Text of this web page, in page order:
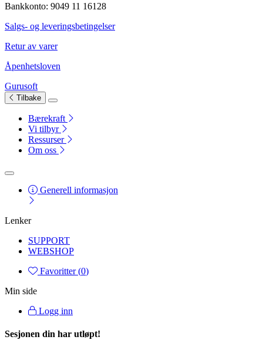
Bankkonto: 9049 11 16128
Salgs- og leveringsbetingelser
Retur av varer
Åpenhetsloven
Gurusoft
Tilbake
Bærekraft
Vi tilbyr
Ressurser
Om oss
Generell informasjon
Lenker
SUPPORT
WEBSHOP
Favoritter (0)
Min side
Logg inn
Sesjonen din har utløpt!